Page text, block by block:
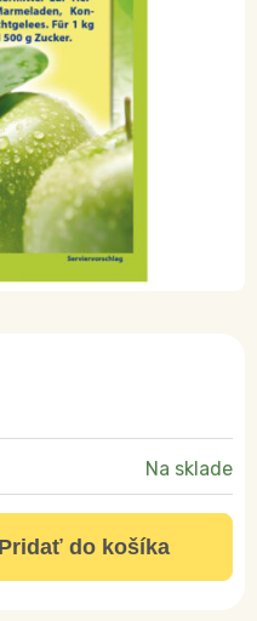
Na sklade
Pridať do košíka